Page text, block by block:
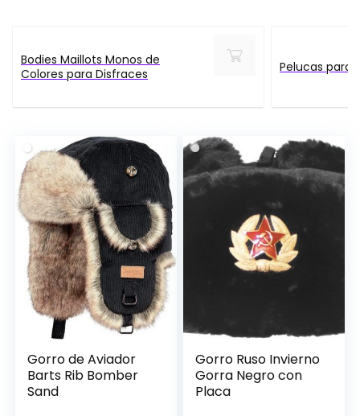
Bodies Maillots Monos de
Colores para Disfraces
Pelucas para
Gorro de Aviador
Barts Rib Bomber
Sand
Gorro Ruso Invierno
Gorra Negro con
Placa